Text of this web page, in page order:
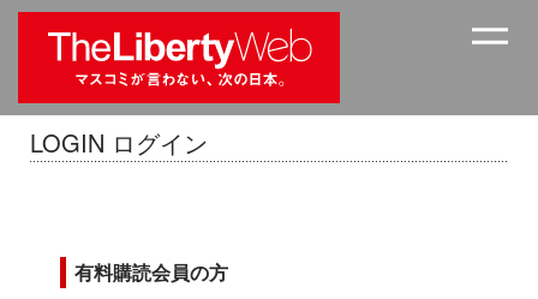
LOGIN ログイン
有料購読会員の方